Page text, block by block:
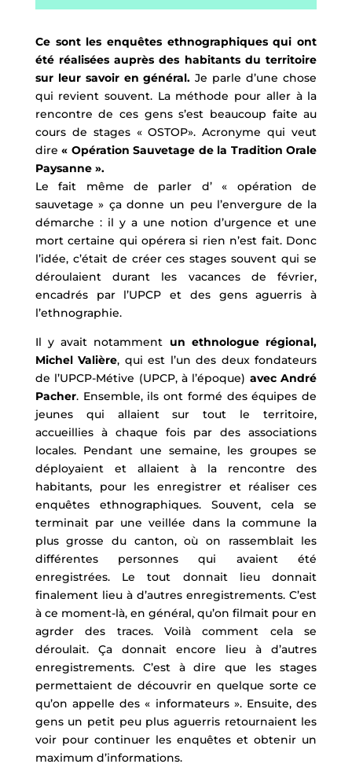
Ce sont les enquêtes ethnographiques qui ont
été réalisées auprès des habitants du territoire
sur leur savoir en général. Je parle d’une chose
qui revient souvent. La méthode pour aller à la
rencontre de ces gens s’est beaucoup faite au
cours de stages « OSTOP». Acronyme qui veut
dire« Opération Sauvetage de la Tradition Orale
Paysanne ».
Le fait même de parler d’ « opération de
sauvetage » ça donne un peu l’envergure de la
démarche : il y a une notion d’urgence et une
mort certaine qui opérera si rien n’est fait. Donc
l’idée, c’était de créer ces stages souvent qui se
déroulaient durant les vacances de février,
encadrés par l’UPCP et des gens aguerris à
l’ethnographie.
Il y avait notamment un ethnologue régional,
Michel Valière, qui est l’un des deux fondateurs
de l’UPCP-Métive (UPCP, à l’époque) avec André
Pacher. Ensemble, ils ont formé des équipes de
jeunes qui allaient sur tout le territoire,
accueillies à chaque fois par des associations
locales. Pendant une semaine, les groupes se
déployaient et allaient à la rencontre des
habitants, pour les enregistrer et réaliser ces
enquêtes ethnographiques. Souvent, cela se
terminait par une veillée dans la commune la
plus grosse du canton, où on rassemblait les
différentes personnes qui avaient été
enregistrées. Le tout donnait lieu donnait
finalement lieu à d’autres enregistrements. C’est
à ce moment-là, en général, qu’on filmait pour en
agrder des traces. Voilà comment cela se
déroulait. Ça donnait encore lieu à d’autres
enregistrements. C’est à dire que les stages
permettaient de découvrir en quelque sorte ce
qu’on appelle des « informateurs ». Ensuite, des
gens un petit peu plus aguerris retournaient les
voir pour continuer les enquêtes et obtenir un
maximum d’informations.